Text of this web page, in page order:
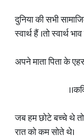
दुनिया की सभी
स्वार्थ हैं ।तो स्वार्थ
अपने माता पिता के
जब हम छोटे बच्चे थे
रात को कम सोते थे।